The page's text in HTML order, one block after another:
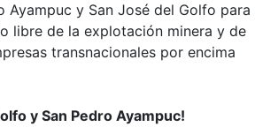
Ayampuc y San José del Golfo para
libre de la explotación minera y de
transnacionales por encima
y San Pedro Ayampuc!